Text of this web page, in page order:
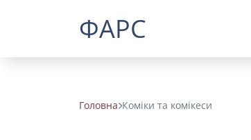
ФАРС
Головна Коміки та комікеси